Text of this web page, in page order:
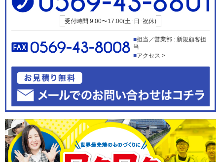
受付時間 9:00〜17:00(土･日･祝休)
担当／営業部 : 新規顧客担
当
アクセス >